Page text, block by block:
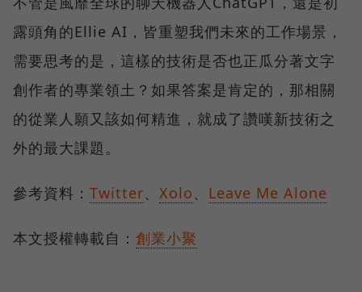
露頭角的Ellie AI，皆重塑我們未來的工作場景，
需要思考的是，這樣的技術是否也正瓜分著文字
創作者的專業領土？如果答案是肯定的，那相關
的從業人願又該如何精進，就成了讚嘆新技術之
外的最大課題。
參考資料： Twitter、 Xolo、 Leave Me Alone
本文授權轉載自： 創業小聚